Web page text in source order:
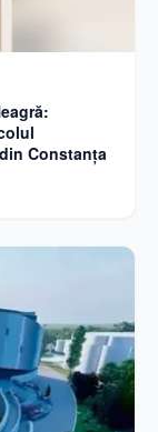
Constanța